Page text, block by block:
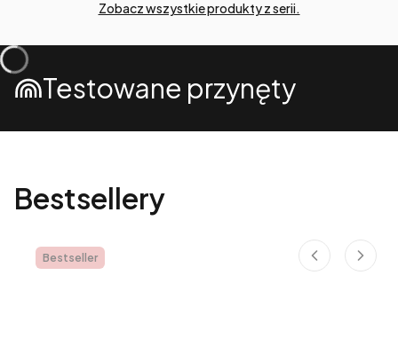
Zobacz wszystkie produkty z serii.
Testowane przynęty
Bestsellery
Bestseller